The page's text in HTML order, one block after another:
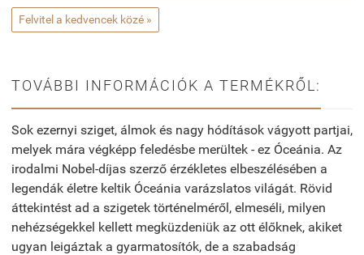
Felvitel a kedvencek közé »
TOVÁBBI INFORMÁCIÓK A TERMÉKRŐL:
Sok ezernyi sziget, álmok és nagy hódítások vágyott partjai,
melyek mára végképp feledésbe merültek - ez Óceánia. Az
irodalmi Nobel-díjas szerző érzékletes elbeszélésében a
legendák életre keltik Óceánia varázslatos világát. Rövid
áttekintést ad a szigetek történelméről, elmeséli, milyen
nehézségekkel kellett megküzdeniük az ott élőknek, akiket
ugyan leigáztak a gyarmatosítók, de a szabadság